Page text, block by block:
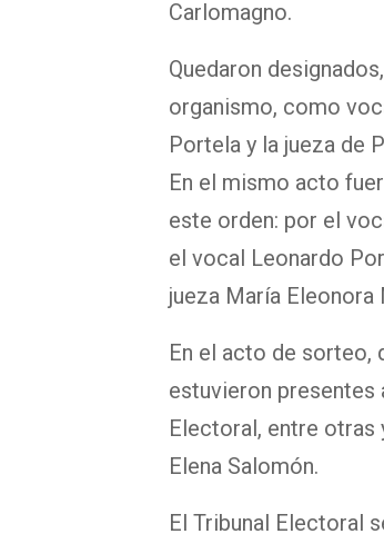
Carlomagno.
Quedaron
organismo, como
Portela y la jueza de
En el mismo acto
este orden: por el
el vocal Leonardo
jueza María Eleonora
En el acto de sorteo,
estuvieron presentes
Electoral, entre otras
Elena Salomón.
El Tribunal Electoral